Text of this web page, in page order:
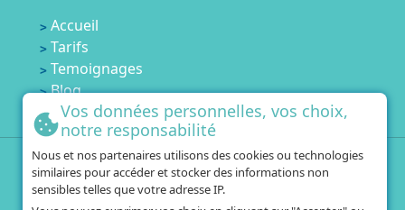
Accueil
Tarifs
Temoignages
Blog
Contactez-nous
+33 1 84 80 60 67
+216 25 751 554
Vos données personnelles, vos choix,
notre responsabilité
Nous et nos partenaires utilisons des cookies ou technologies
similaires pour accéder et stocker des informations non
sensibles telles que votre adresse IP.